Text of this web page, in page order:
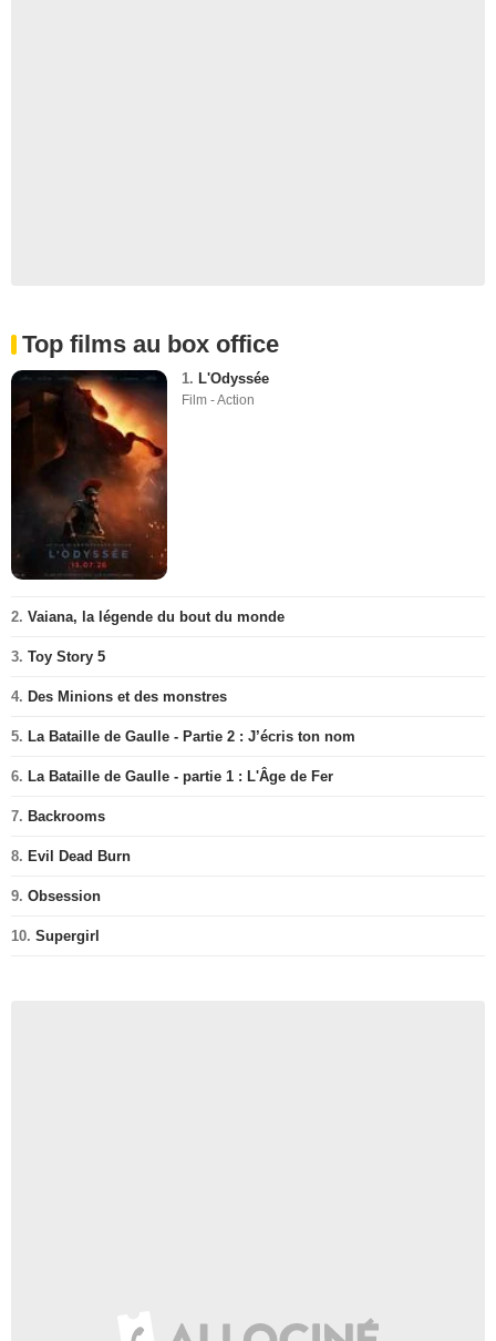
Top films au box office
1. L'Odyssée
Film - Action
2. Vaiana, la légende du bout du monde
3. Toy Story 5
4. Des Minions et des monstres
5. La Bataille de Gaulle - Partie 2 : J’écris ton nom
6. La Bataille de Gaulle - partie 1 : L'Âge de Fer
7. Backrooms
8. Evil Dead Burn
9. Obsession
10. Supergirl